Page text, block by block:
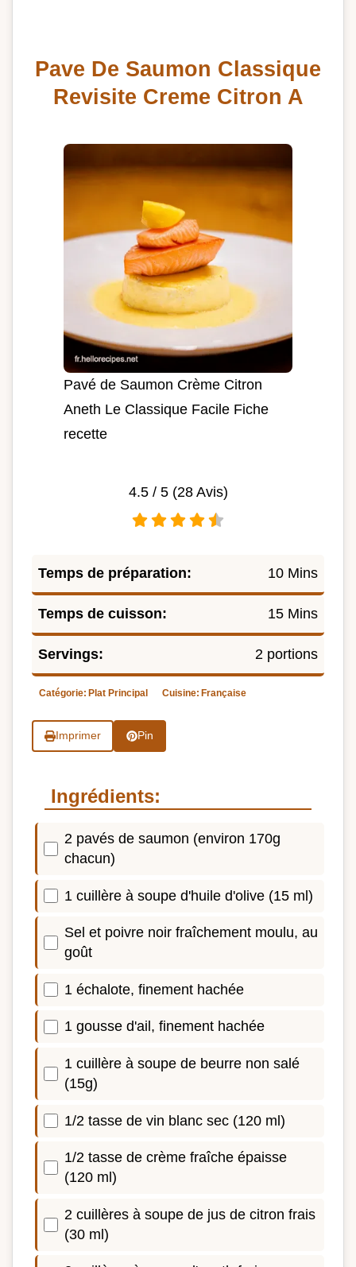
Pave De Saumon Classique
Revisite Creme Citron A
Pavé de Saumon Crème Citron
Aneth Le Classique Facile Fiche
recette
4.5/ 5 (28Avis)
Temps de préparation: 10 Mins
Temps de cuisson: 15 Mins
Servings: 2 portions
Catégorie: Plat Principal Cuisine: Française
Imprimer Pin
Ingrédients:
2 pavés de saumon (environ 170g
chacun)
1 cuillère à soupe d'huile d'olive (15 ml)
Sel et poivre noir fraîchement moulu, au
goût
1 échalote, finement hachée
1 gousse d'ail, finement hachée
1 cuillère à soupe de beurre non salé
(15g)
1/2 tasse de vin blanc sec (120 ml)
1/2 tasse de crème fraîche épaisse
(120 ml)
2 cuillères à soupe de jus de citron frais
(30 ml)